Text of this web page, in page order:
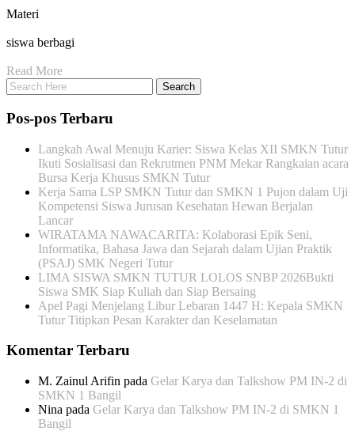
Materi
siswa berbagi
Read More
Pos-pos Terbaru
Langkah Awal Menuju Karier: Siswa Kelas XII SMKN Tutur
Ikuti Sosialisasi dan Rekrutmen PNM Mekar Rangkaian acara
Bursa Kerja Khusus SMKN Tutur
Kerja Sama LSP SMKN Tutur dan SMKN 1 Pujon dalam Uji
Kompetensi Siswa Jurusan Kesehatan Hewan Berjalan
Lancar
WIRATAMA NAWACARITA: Kolaborasi Epik Seni,
Informatika, Bahasa Jawa dan Sejarah dalam Ujian Praktik
(PSAJ) SMK Negeri Tutur
LIMA SISWA SMKN TUTUR LOLOS SNBP 2026Bukti
Siswa SMK Siap Kuliah dan Siap Bersaing
Apel Pagi Menjelang Libur Lebaran 1447 H: Kepala SMKN
Tutur Titipkan Pesan Karakter dan Keselamatan
Komentar Terbaru
M. Zainul Arifin pada Gelar Karya dan Talkshow PM IN-2 di
SMKN 1 Bangil
Nina pada Gelar Karya dan Talkshow PM IN-2 di SMKN 1
Bangil